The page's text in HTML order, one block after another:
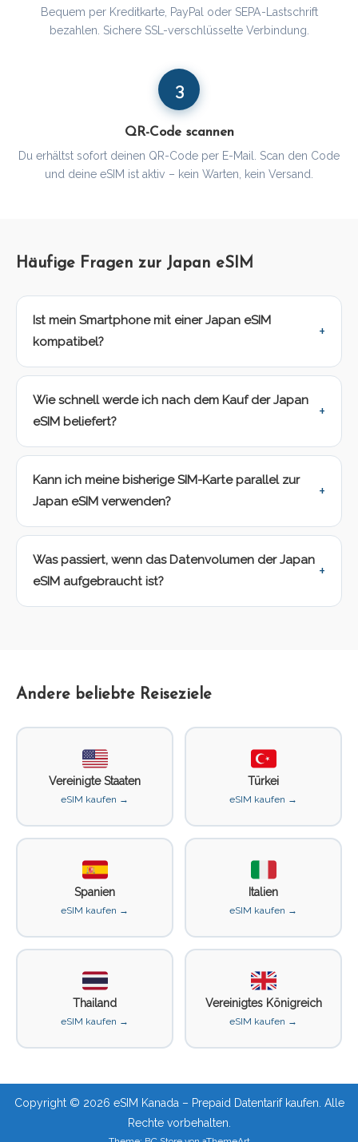
Bequem per Kreditkarte, PayPal oder SEPA-Lastschrift
bezahlen. Sichere SSL-verschlüsselte Verbindung.
3
QR-Code scannen
Du erhältst sofort deinen QR-Code per E-Mail. Scan den Code
und deine eSIM ist aktiv – kein Warten, kein Versand.
Häufige Fragen zur Japan eSIM
Ist mein Smartphone mit einer Japan eSIM
kompatibel?
Wie schnell werde ich nach dem Kauf der Japan
eSIM beliefert?
Kann ich meine bisherige SIM-Karte parallel zur
Japan eSIM verwenden?
Was passiert, wenn das Datenvolumen der Japan
eSIM aufgebraucht ist?
Andere beliebte Reiseziele
Vereinigte Staaten
eSIM kaufen →
Türkei
eSIM kaufen →
Spanien
eSIM kaufen →
Italien
eSIM kaufen →
Thailand
eSIM kaufen →
Vereinigtes Königreich
eSIM kaufen →
Copyright © 2026 eSIM Kanada – Prepaid Datentarif kaufen. Alle
Rechte vorbehalten.